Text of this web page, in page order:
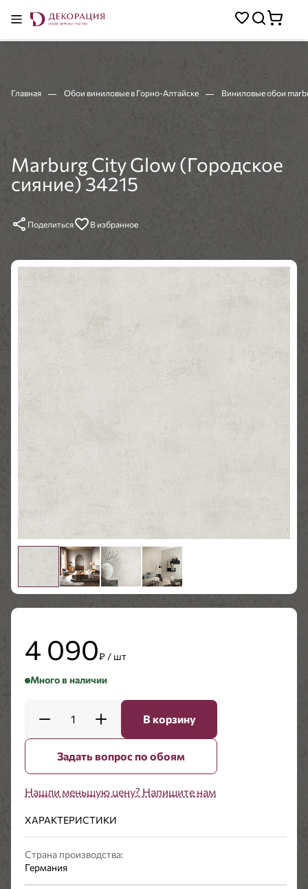
Главная Обои виниловые в Горно-Алтайске Виниловые обои
Marburg City Glow (Городское
сияние) 34215
Поделиться В избранное
4 090₽ / шт
Много в наличии
1 В корзину
Задать вопрос по обоям
Нашли меньшую цену? Напишите нам
ХАРАКТЕРИСТИКИ
Страна производства:
Германия